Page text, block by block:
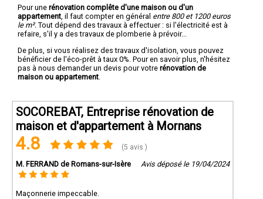
Pour une rénovation complête d'une maison ou d'un
appartement , il faut compter en général entre 800 et 1200 euros
le m². Tout dépend des travaux à effectuer : si l'électricité est à
refaire, s'il y a des travaux de plomberie à prévoir...
De plus, si vous réalisez des travaux d'isolation, vous pouvez
bénéficier de l'éco-prêt à taux 0%. Pour en savoir plus, n'hésitez
pas à nous demander un devis pour votre rénovation de
maison ou appartement
SOCOREBAT, Entreprise rénovation de
maison et d'appartement à Mornans
4.8 (5 avis )
M. FERRAND de Romans-sur-Isère Avis déposé le 19/04/2024
Maçonnerie impeccable.